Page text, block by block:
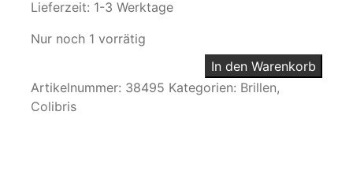
Lieferzeit: 1-3 Werktage
Nur noch 1 vorrätig
In den Warenkorb
Artikelnummer: 38495 Kategorien: Brillen,
Colibris